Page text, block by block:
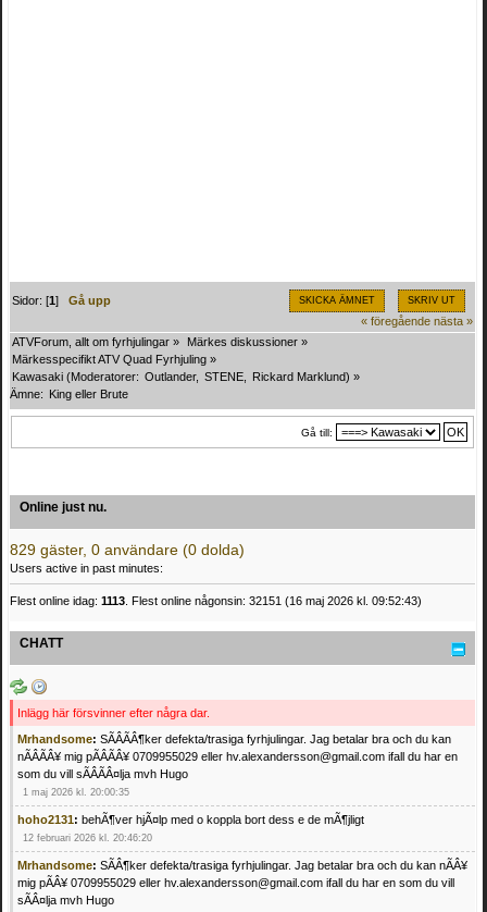
SKICKA ÄMNET SKRIV UT
Sidor: [1]Gå upp
« föregående nästa »
ATVForum, allt om fyrhjulingar » Märkes diskussioner »
Märkesspecifikt ATV Quad Fyrhjuling »
Kawasaki (Moderatorer: Outlander, STENE Rickard Marklund) »
Ämne:
King eller Brute
Gå till:
Online just nu.
829 gäster, 0 användare (0 dolda)
Users active in past minutes:
Flest online idag: 1113 . Flest online någonsin: 32151 (16 maj 2026 kl. 09:52:43)
CHATT
Inlägg här försvinner efter några dar.
Mrhandsome: SÃÂÃÂ¶ker defekta/trasiga fyrhjulingar. Jag betalar bra och du kan
nÃÂÃÂ¥ mig pÃÂÃÂ¥ 0709955029 eller hv.alexandersson@gmail.com ifall du har en
som du vill sÃÂÃÂ¤lja mvh Hugo
1 maj 2026 kl. 20:00:35
hoho2131: behÃ¶ver hjÃ¤lp med o koppla bort dess e de mÃ¶jligt
12 februari 2026 kl. 20:46:20
Mrhandsome: SÃÂ¶ker defekta/trasiga fyrhjulingar. Jag betalar bra och du kan nÃÂ¥
mig pÃÂ¥ 0709955029 eller hv.alexandersson@gmail.com ifall du har en som du vill
sÃÂ¤lja mvh Hugo